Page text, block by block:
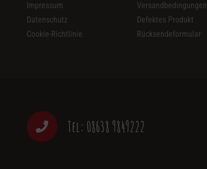
Impressum
Datenschutz
Cookie-Richtlinie
Versandbedingungen
Defektes Produkt
Rücksendeformular
Tel: 08638 9849222